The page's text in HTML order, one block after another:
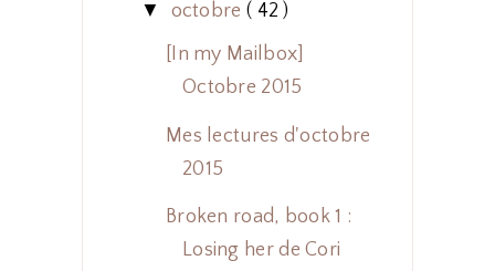
▼ octobre ( 42 )
[In my Mailbox]
Octobre 2015
Mes lectures d'octobre
2015
Broken road, book 1 :
Losing her de Cori